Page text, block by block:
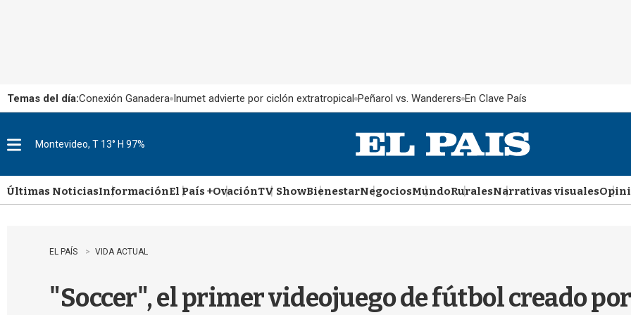
Temas del día:Conexión Ganadera Inumet advierte por ciclón extratropical Peñarol vs. Wanderers En Clave País
u
Montevideo, T 13° H 97%
Últimas NoticiasInformaciónEl País +OvaciónTV ShowBienestarNegociosMundoRuralesNarrativas visuales
EL PAÍS VIDA ACTUAL
"Soccer", el primer videojuego de fútbol creado